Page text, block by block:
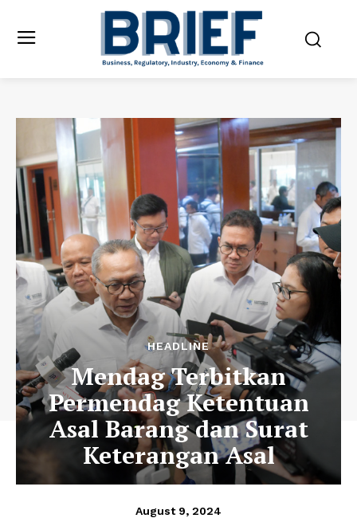
HEADLINE
Mendag Terbitkan
Permendag Ketentuan
Asal Barang dan Surat
Keterangan Asal
August 9, 2024